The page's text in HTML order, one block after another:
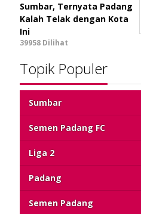
Sumbar, Ternyata Padang
Kalah Telak dengan Kota
Ini
39958 Dilihat
Topik Populer
Sumbar
Semen Padang FC
Liga 2
Padang
Semen Padang